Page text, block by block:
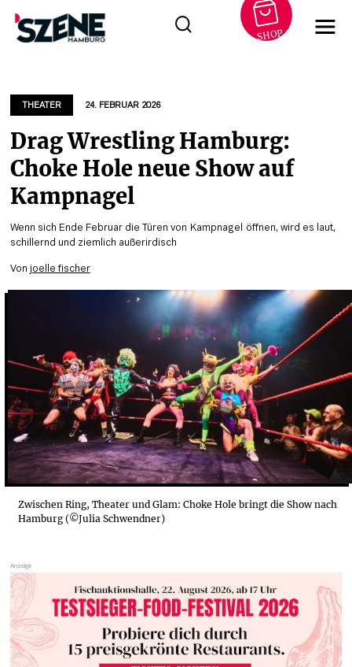
springen
SHOP
THEATER 24. FEBRUAR 2026
Drag Wrestling Hamburg:
Choke Hole neue Show auf
Kampnagel
Wenn sich Ende Februar die Türen von Kampnagel öffnen, wird es laut,
schillernd und ziemlich außerirdisch
Von joelle fischer
Zwischen Ring, Theater und Glam: Choke Hole bringt die Show nach
Hamburg (©Julia Schwendner)